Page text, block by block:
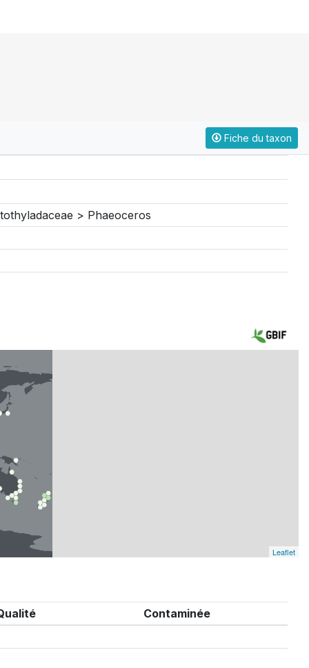
Fiche du taxon
> Phaeoceros
Leaflet
Contaminée